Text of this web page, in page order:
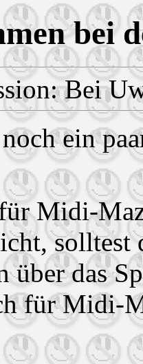
bei
Bei
ein
Midi-
solltest
über das
für Midi-